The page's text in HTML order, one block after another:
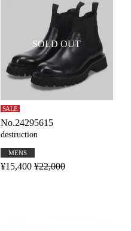
SALE
No.24295615
destruction
MENS
¥15,400 ¥22,000